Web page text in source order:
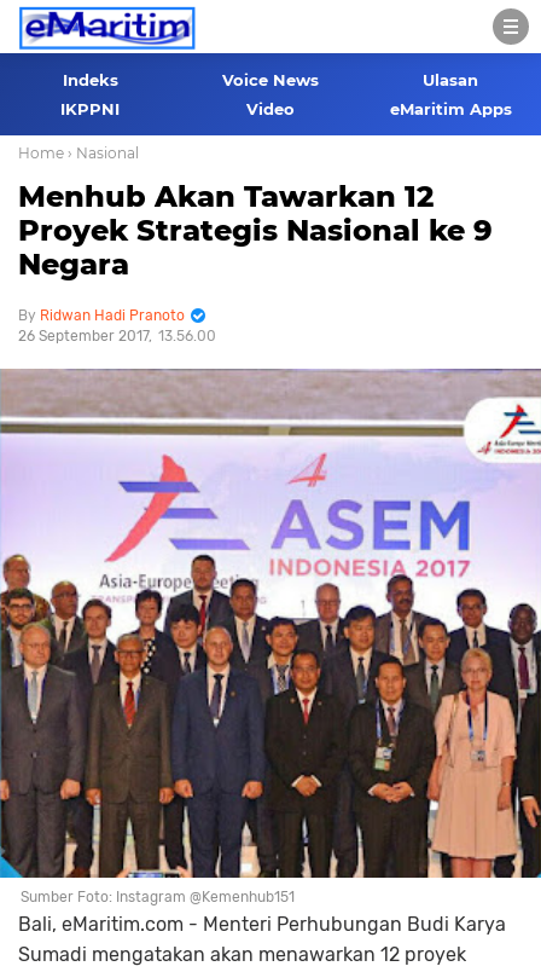
Indeks Voice News
Ulasan
IKPPNI
Video eMaritim Apps
Home › Nasional
Menhub Akan Tawarkan 12
Proyek Strategis Nasional ke 9
Negara
Ridwan Hadi Pranoto
26 September 2017 13.56.00
Sumber Foto: Instagram @Kemenhub151
Bali, eMaritim.com - Menteri Perhubungan Budi Karya
Sumadi mengatakan akan menawarkan 12 proyek